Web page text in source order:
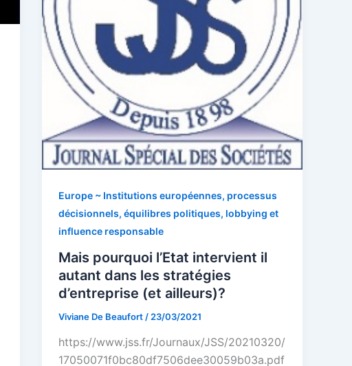
Europe ~ Institutions européennes, processus
décisionnels, équilibres politiques, lobbying et
influence responsable
Mais pourquoi l’Etat intervient il
autant dans les stratégies
d’entreprise (et ailleurs)?
Viviane De Beaufort / 23/03/2021
https://www.jss.fr/Journaux/JSS/20210320/
17050071f0bc80df7506dee30059b03a.pdf